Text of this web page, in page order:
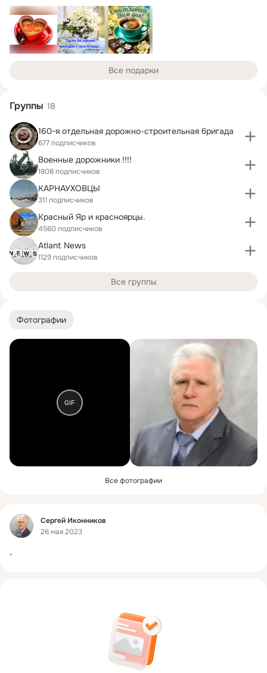
Фотографии
GIF
Все фотографии
Фид
Сергей Иконников
26 мая 2023
.
Все подарки
Группы 18
160-я отдельная дорожно-строительная бригада
677 подписчиков
Военные дорожники !!!!
1808 подписчиков
КАРНАУХОВЦЫ
311 подписчиков
Красный Яр и красноярцы.
4560 подписчиков
Atlant News
1129 подписчиков
Все группы